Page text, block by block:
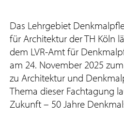
Das Lehrgebiet
für Architektur der TH Köln
dem LVR-Amt für
am 24. November 2025
zu Architektur und
Thema dieser Fachtagung
Zukunft – 50 Jahre